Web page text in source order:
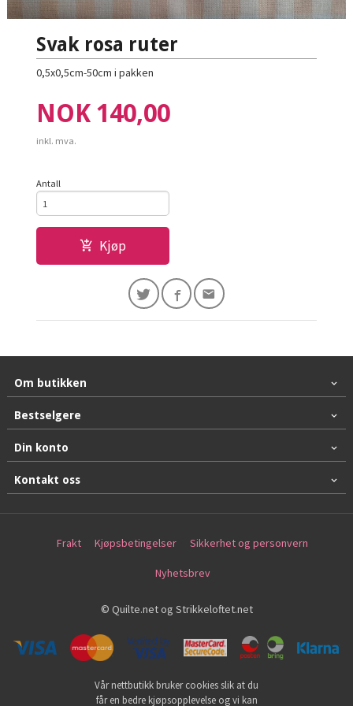
Svak rosa ruter
0,5x0,5cm-50cm i pakken
Pris
NOK 140,00
inkl. mva.
Antall
Kjøp
Om butikken
Bestselgere
Din konto
Kontakt oss
Frakt Kjøpsbetingelser Sikkerhet og personvern
Nyhetsbrev
© Quilte.net og Strikkeloftet.net
Vår nettbutikk bruker cookies slik at du
får en bedre kjøpsopplevelse og vi kan